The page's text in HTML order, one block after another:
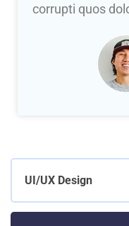
corrupti quos
UI/UX Design